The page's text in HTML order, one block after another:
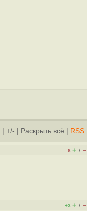
+/- Раскрыть всё RSS
–6 + / –
+3 + / –